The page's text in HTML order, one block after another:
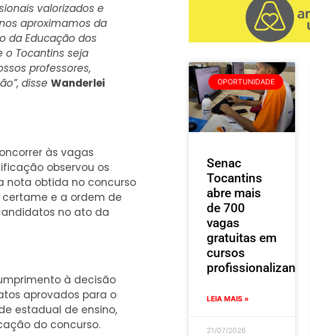
valorizados e
aproximamos da
da Educação dos
o Tocantins seja
professores,
disse Wanderlei
às vagas
observou os
nota obtida no concurso
certame e a ordem de
no ato da
à decisão
aprovados para o
estadual de ensino,
do concurso.
OPORTUNIDADE
Senac
Tocantins
abre mais
de 700
vagas
gratuitas em
cursos
profissionalizantes
LEIA MAIS »
21/07/2026